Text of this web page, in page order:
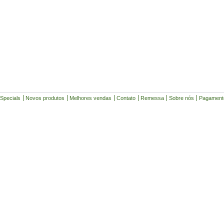
Specials Novos produtos Melhores vendas Contato Remessa Sobre nós